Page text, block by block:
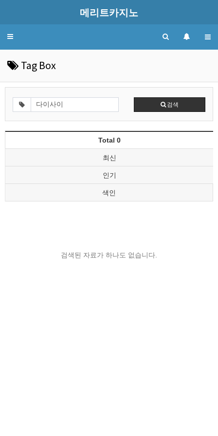
메리트카지노
Toggle
Tag Box
검색
Total 0
최신
인기
색인
검색된 자료가 하나도 없습니다.